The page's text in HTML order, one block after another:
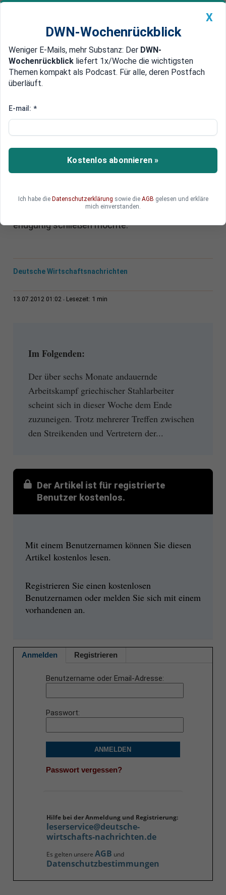
Newsticker MEIN DWN: Geldanlage Premium
Edelmetalle DWN-Magazin China
Unternehmen muss schließen
Rekord: Sechs Monate Streik in
griechischem Stahlwerk
Aufgrund massiver Gehaltskürzungen streikten
streikenden Minenarbeiter teilte mit, dass das
endgültig schließen möchte.
Deutsche Wirtschaftsnachrichten
13.07.2012 01:02 Lesezeit: 1 min
Im Folgenden:
Der über sechs Monate andauernde
Arbeitskampf griechischer Stahlarbeiter
scheint sich in dieser Woche dem Ende
zuzuneigen. Trotz mehrerer Treffen zwischen
den Streikenden und Vertretern der...
Der Artikel ist für registrierte
Benutzer kostenlos.
Mit einem Benutzernamen können Sie diesen
Artikel kostenlos lesen.
Registrieren Sie einen kostenlosen
Benutzernamen oder melden Sie sich mit einem
vorhandenen an.
Anmelden Registrieren
Benutzername oder Email-Adresse
Passwort
ANMELDEN
Passwort vergessen?
Hilfe bei der Anmeldung und Registrierung:
leserservice@deutsche-
wirtschafts-nachrichten.de
Es gelten unsere AGB und
Datenschutzbestimmungen
X
DWN-Wochenrückblick
Weniger E-Mails, mehr Substanz: Der DWN-
Wochenrückblick liefert 1x/Woche die wichtigsten
Themen kompakt als Podcast. Für alle, deren Postfach
überläuft.
E-mail: *
Kostenlos abonnieren »
Ich habe die Datenschutzerklärung sowie die AGB gelesen und erkläre
mich einverstanden.